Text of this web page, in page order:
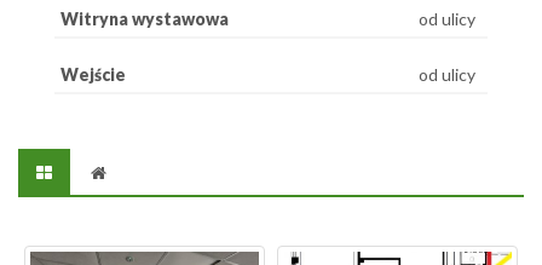
Witryna wystawowa od ulicy
Wejście od ulicy